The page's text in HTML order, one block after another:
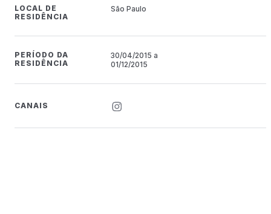
LOCAL DE
RESIDÊNCIA
São Paulo
PERÍODO DA
RESIDÊNCIA
30/04/2015 a
01/12/2015
CANAIS